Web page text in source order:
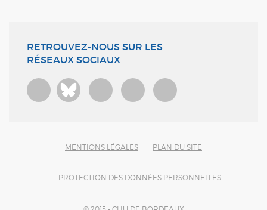
RETROUVEZ-NOUS SUR LES
RÉSEAUX SOCIAUX
Bluesky
MENTIONS LÉGALES PLAN DU SITE
PROTECTION DES DONNÉES PERSONNELLES